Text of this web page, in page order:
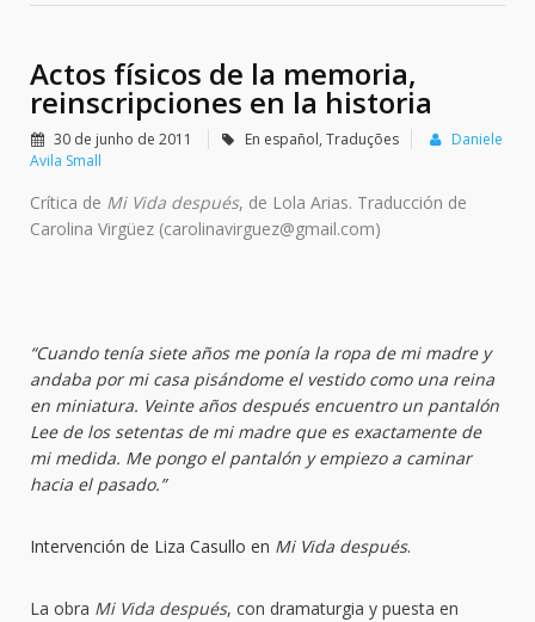
Actos físicos de la memoria,
reinscripciones en la historia
30 de junho de 2011 En español, Traduções
Daniele
Avila Small
Crítica de Mi Vida después, de Lola Arias. Traducción de
Carolina Virgüez (carolinavirguez@gmail.com)
“Cuando tenía siete años me ponía la ropa de mi madre y
andaba por mi casa pisándome el vestido como una reina
en miniatura. Veinte años después encuentro un pantalón
Lee de los setentas de mi madre que es exactamente de
mi medida. Me pongo el pantalón y empiezo a caminar
hacia el pasado.”
Intervención de Liza Casullo en Mi Vida después.
La obra Mi Vida después, con dramaturgia y puesta en